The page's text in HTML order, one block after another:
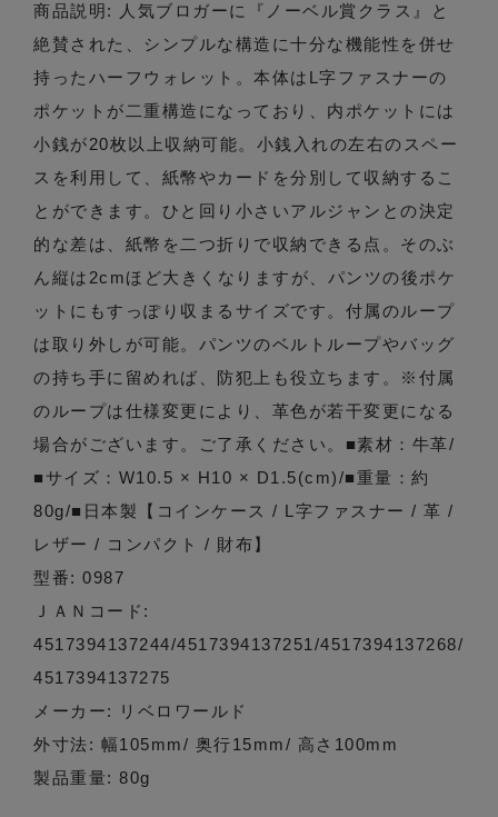
商品説明: 人気ブロガーに『ノーベル賞クラス』と
絶賛された、シンプルな構造に十分な機能性を併せ
持ったハーフウォレット。本体はL字ファスナーの
ポケットが二重構造になっており、内ポケットには
小銭が20枚以上収納可能。小銭入れの左右のスペー
スを利用して、紙幣やカードを分別して収納するこ
とができます。ひと回り小さいアルジャンとの決定
的な差は、紙幣を二つ折りで収納できる点。そのぶ
ん縦は2cmほど大きくなりますが、パンツの後ポケ
ットにもすっぽり収まるサイズです。付属のループ
は取り外しが可能。パンツのベルトループやバッグ
の持ち手に留めれば、防犯上も役立ちます。※付属
のループは仕様変更により、革色が若干変更になる
場合がございます。ご了承ください。■素材：牛革/
■サイズ：W10.5 × H10 × D1.5(cm)/■重量：約
80g/■日本製【コインケース / L字ファスナー / 革 /
レザー / コンパクト / 財布】
型番: 0987
ＪＡＮコード:
4517394137244/4517394137251/4517394137268/
4517394137275
メーカー: リベロワールド
外寸法: 幅105mm/ 奥行15mm/ 高さ100mm
製品重量: 80g